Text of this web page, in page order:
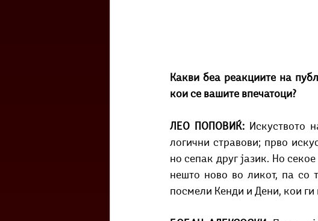
Какви беа реакциите на
кои се вашите впечатоци?
ЛЕО ПОПОВИЌ: Искуството
логични стравови; прво
но сепак друг јазик. Но
нешто ново во ликот, па со
посмели Кенди и Дени, кои